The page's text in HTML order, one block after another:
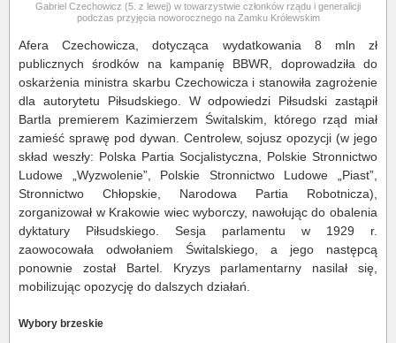
Gabriel Czechowicz (5. z lewej) w towarzystwie członków rządu i generalicji
podczas przyjęcia noworocznego na Zamku Królewskim
Afera Czechowicza, dotycząca wydatkowania 8 mln zł
publicznych środków na kampanię BBWR, doprowadziła do
oskarżenia ministra skarbu Czechowicza i stanowiła zagrożenie
dla autorytetu Piłsudskiego. W odpowiedzi Piłsudski zastąpił
Bartla premierem Kazimierzem Świtalskim, którego rząd miał
zamieść sprawę pod dywan. Centrolew, sojusz opozycji (w jego
skład weszły: Polska Partia Socjalistyczna, Polskie Stronnictwo
Ludowe „Wyzwolenie”, Polskie Stronnictwo Ludowe „Piast”,
Stronnictwo Chłopskie, Narodowa Partia Robotnicza),
zorganizował w Krakowie wiec wyborczy, nawołując do obalenia
dyktatury Piłsudskiego. Sesja parlamentu w 1929 r.
zaowocowała odwołaniem Świtalskiego, a jego następcą
ponownie został Bartel. Kryzys parlamentarny nasilał się,
mobilizując opozycję do dalszych działań.
Wybory brzeskie